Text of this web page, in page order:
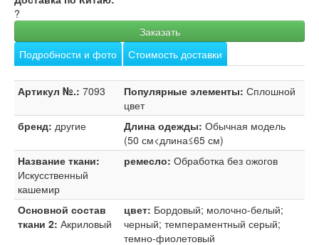
?
Заказать
Подробности и фото
Стоимость доставки
Артикул №.: 7093 Популярные элементы: Сплошной
цвет
бренд: другие Длина одежды: Обычная модель
(50 см<длина≤65 см)
Название ткани:
Искусственный
кашемир
ремесло: Обработка без ожогов
Основной состав
ткани 2: Акриловый
цвет: Бордовый; молочно-белый;
черный; темпераментный серый;
темно-фиолетовый